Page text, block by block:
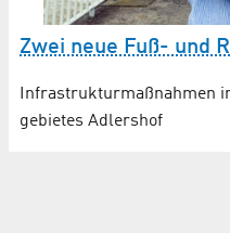
Zwei neue Fuß- und
Infrastruktur­maßnahmen
gebietes Adlershof